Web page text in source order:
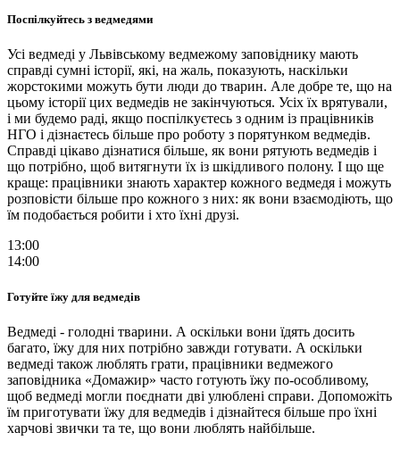
Поспілкуйтесь з ведмедями
Усі ведмеді у Львівському ведмежому заповіднику мають
справді сумні історії, які, на жаль, показують, наскільки
жорстокими можуть бути люди до тварин. Але добре те, що на
цьому історії цих ведмедів не закінчуються. Усіх їх врятували,
і ми будемо раді, якщо поспілкуєтесь з одним із працівників
НГО і дізнаєтесь більше про роботу з порятунком ведмедів.
Справді цікаво дізнатися більше, як вони рятують ведмедів і
що потрібно, щоб витягнути їх із шкідливого полону. І що ще
краще: працівники знають характер кожного ведмедя і можуть
розповісти більше про кожного з них: як вони взаємодіють, що
їм подобається робити і хто їхні друзі.
13:00
14:00
Готуйте їжу для ведмедів
Ведмеді - голодні тварини. А оскільки вони їдять досить
багато, їжу для них потрібно завжди готувати. А оскільки
ведмеді також люблять грати, працівники ведмежого
заповідника «Домажир» часто готують їжу по-особливому,
щоб ведмеді могли поєднати дві улюблені справи. Допоможіть
їм приготувати їжу для ведмедів і дізнайтеся більше про їхні
харчові звички та те, що вони люблять найбільше.